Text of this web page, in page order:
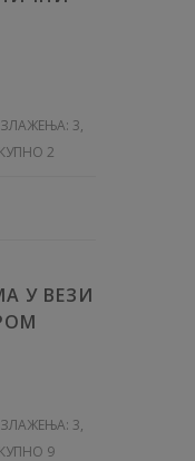
3,
2
У ВЕЗИ
3,
9